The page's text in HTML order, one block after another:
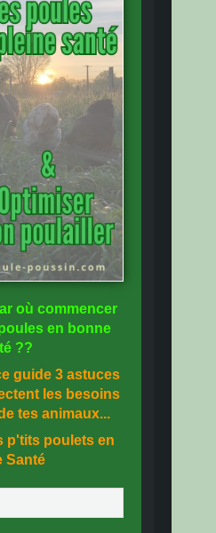
où commencer
en bonne
??
guide 3 astuces
les besoins
tes animaux...
p'tits poulets en
Santé